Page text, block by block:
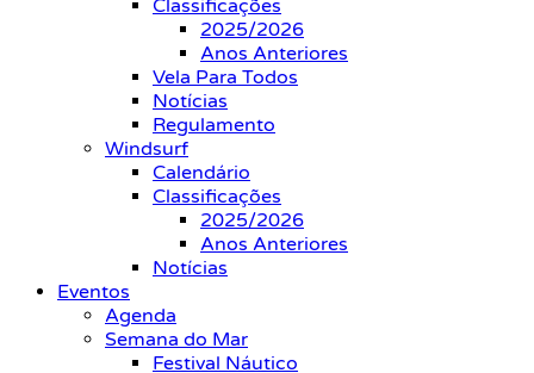
Classificações
2025/2026
Anos Anteriores
Vela Para Todos
Notícias
Regulamento
Windsurf
Calendário
Classificações
2025/2026
Anos Anteriores
Notícias
Eventos
Agenda
Semana do Mar
Festival Náutico